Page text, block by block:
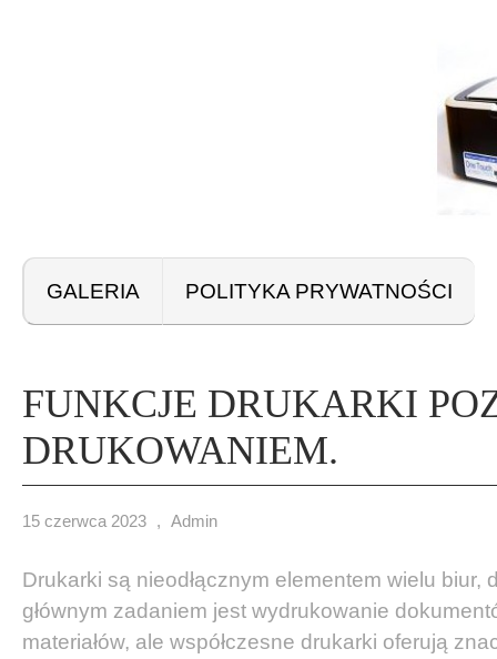
GALERIA POLITYKA PRYWATNOŚCI
FUNKCJE DRUKARKI
DRUKOWANIEM.
15 czerwca 2023 , Admin
Drukarki są nieodłącznym elementem wielu biur,
głównym zadaniem jest wydrukowanie
materiałów, ale współczesne drukarki oferują